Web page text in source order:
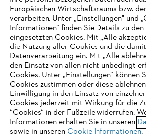
Support
Datenschutz Impressum Cookies
Rechtliche Informationen
STIHL VERTRIEBS AG, 8617 Mönchaltorf
IHR BROWSER WIRD
UNTERSTÜTZT
Sie nutzen einen Browser, den wir noch
eine optimale Nutzung unserer Seite
einem der folgenden Browser zu wechseln:
Europäischen Wirtschaftsraums bzw.
verarbeiten. Unter „Einstellungen" und
Informationen“ finden Sie Details zu
eingesetzten Cookies. Mit „Alle
die Nutzung aller Cookies und die
Datenverarbeitung ein. Mit „Alle
den Einsatz von allen nicht unbedingt
Cookies. Unter „Einstellungen“ können
Cookies zustimmen oder diese
Einwilligung in den Einsatz von
Cookies jederzeit mit Wirkung für die
“Cookies“ in der Fußzeile widerrufen.
Informationen erhalten Sie in unseren
sowie in unseren Cookie Informationen.